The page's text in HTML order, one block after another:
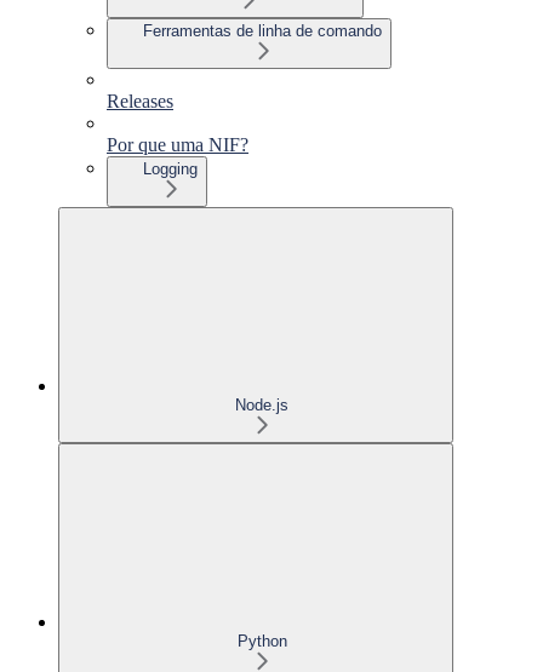
Ferramentas de linha de comando
Releases
Por que uma NIF?
Logging
Node.js
Python